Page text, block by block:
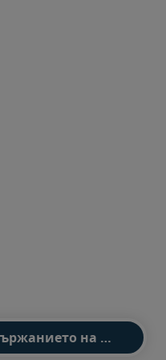
Персонализирайте съдържанието на уебсайта въз основа на вашите интереси